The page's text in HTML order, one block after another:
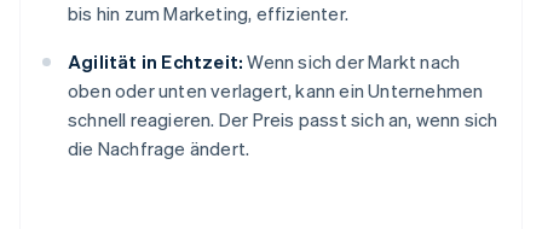
bis hin zum Marketing, effizienter.
Agilität in Echtzeit: Wenn sich der Markt nach
oben oder unten verlagert, kann ein Unternehmen
schnell reagieren. Der Preis passt sich an, wenn sich
die Nachfrage ändert.